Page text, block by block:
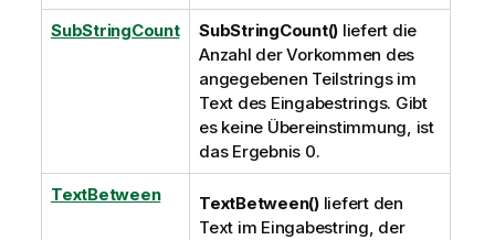
SubStringCount SubStringCount() liefert die
Anzahl der Vorkommen des
angegebenen Teilstrings im
Text des Eingabestrings. Gibt
es keine Übereinstimmung, ist
das Ergebnis 0.
TextBetween TextBetween()liefert den
Text im Eingabestring, der